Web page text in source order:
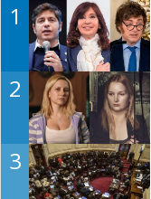
1
2
3